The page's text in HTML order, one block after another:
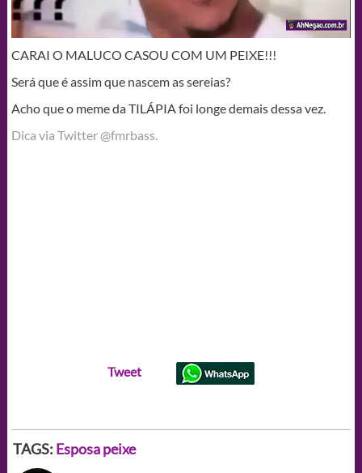
CARAI O MALUCO CASOU COM UM PEIXE!!!
Será que é assim que nascem as sereias?
Acho que o meme da TILÁPIA foi longe demais dessa vez.
Dica via Twitter @fmrbass.
Tweet
TAGS: Esposa peixe